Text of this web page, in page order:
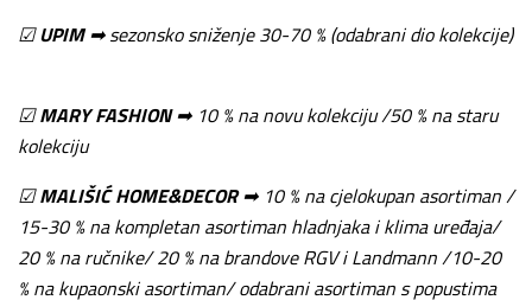
☑UPIM➡ sezonsko sniženje 30-70 % (odabrani dio kolekcije)
☑MARY FASHION➡ 10 % na novu kolekciju /50 % na staru
kolekciju
☑MALIŠIĆ HOME&DECOR➡ 10 % na cjelokupan asortiman /
15-30 % na kompletan asortiman hladnjaka i klima uređaja/
20 % na ručnike/ 20 % na brandove RGV i Landmann /10-20
% na kupaonski asortiman/ odabrani asortiman s popustima